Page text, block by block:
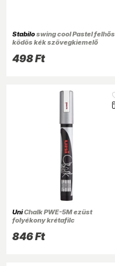
Stabiloswing cool Pastel felhős
ködös kék szövegkiemelő
498 Ft
UniChalk PWE-5M ezüst
folyékony krétafilc
846 Ft